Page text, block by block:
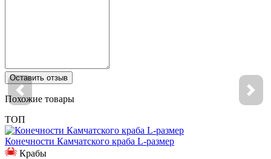
Оставить отзыв
Похожие товары
ТОП
Конечности Камчатского краба L-размер
Крабы